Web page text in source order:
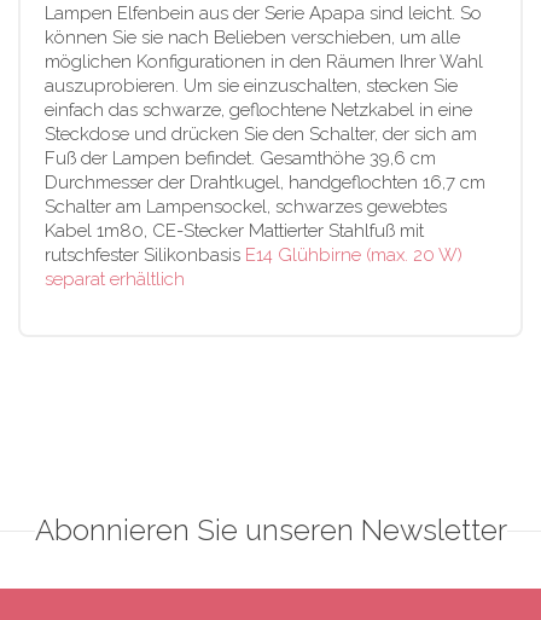
Lampen Elfenbein aus der Serie Apapa sind leicht. So
können Sie sie nach Belieben verschieben, um alle
möglichen Konfigurationen in den Räumen Ihrer Wahl
auszuprobieren. Um sie einzuschalten, stecken Sie
einfach das schwarze, geflochtene Netzkabel in eine
Steckdose und drücken Sie den Schalter, der sich am
Fuß der Lampen befindet. Gesamthöhe 39,6 cm
Durchmesser der Drahtkugel, handgeflochten 16,7 cm
Schalter am Lampensockel, schwarzes gewebtes
Kabel 1m80, CE-Stecker Mattierter Stahlfuß mit
rutschfester Silikonbasis E14 Glühbirne (max. 20 W)
separat erhältlich
Abonnieren Sie unseren Newsletter